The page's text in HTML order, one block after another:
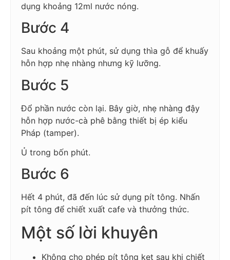
dụng khoảng 12ml nước nóng.
Bước 4
Sau khoảng một phút, sử dụng thìa gỗ để khuấy
hỗn hợp nhẹ nhàng nhưng kỹ lưỡng.
Bước 5
Đổ phần nước còn lại. Bây giờ, nhẹ nhàng đậy
hỗn hợp nước-cà phê bằng thiết bị ép kiểu
Pháp (tamper).
Ủ trong bốn phút.
Bước 6
Hết 4 phút, đã đến lúc sử dụng pít tông. Nhấn
pít tông để chiết xuất cafe và thưởng thức.
Một số lời khuyên
Không cho phép pít tông kẹt sau khi chiết